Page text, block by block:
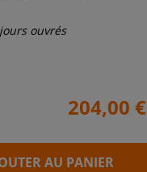
ouvrés
204,00 €
AU PANIER